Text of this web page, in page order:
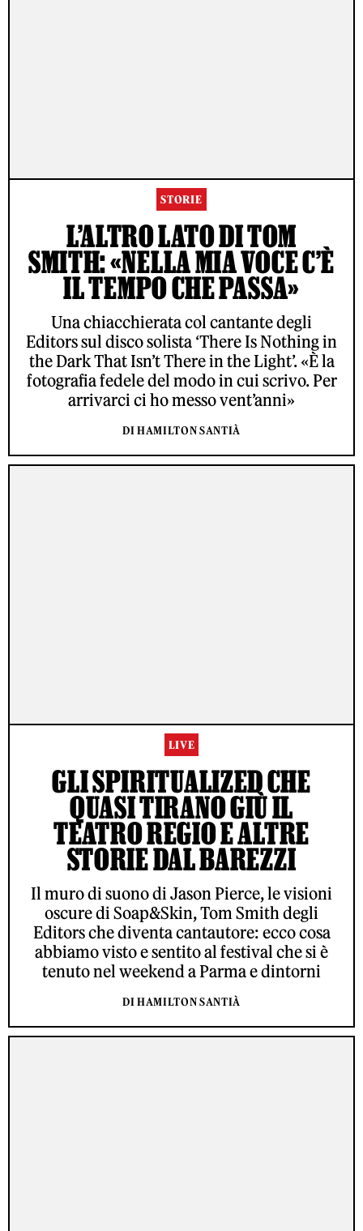
STORIE
L’ALTRO LATO DI TOM
SMITH: «NELLA MIA VOCE C’È
IL TEMPO CHE PASSA»
Una chiacchierata col cantante degli
Editors sul disco solista ‘There Is Nothing in
the Dark That Isn’t There in the Light’. «È la
fotografia fedele del modo in cui scrivo. Per
arrivarci ci ho messo vent’anni»
DI HAMILTON SANTIÀ
LIVE
GLI SPIRITUALIZED CHE
QUASI TIRANO GIÙ IL
TEATRO REGIO E ALTRE
STORIE DAL BAREZZI
Il muro di suono di Jason Pierce, le visioni
oscure di Soap&Skin, Tom Smith degli
Editors che diventa cantautore: ecco cosa
abbiamo visto e sentito al festival che si è
tenuto nel weekend a Parma e dintorni
DI HAMILTON SANTIÀ